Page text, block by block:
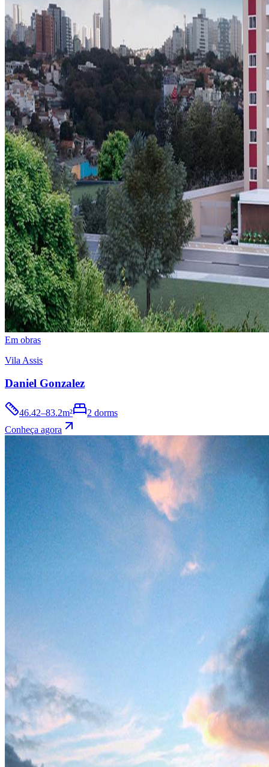
Em obras
Vila Assis
Daniel Gonzalez
46.42–83.2m²
2 dorms
Conheça agora